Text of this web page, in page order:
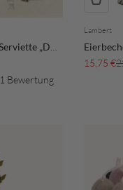
1 Bewertung
Lambert
Angebot
15,75 €